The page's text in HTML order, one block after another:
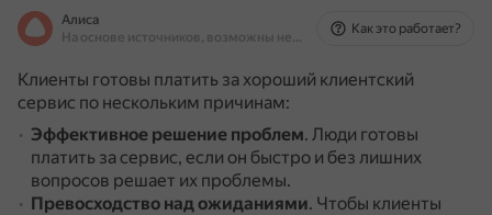
Алиса
На основе источников, возможны неточности
Как это работает?
Клиенты готовы платить за хороший клиентский
сервис по нескольким причинам:
Эффективное решение проблем. Люди готовы
платить за сервис, если он быстро и без лишних
вопросов решает их проблемы.
Превосходство над ожиданиями. Чтобы клиенты